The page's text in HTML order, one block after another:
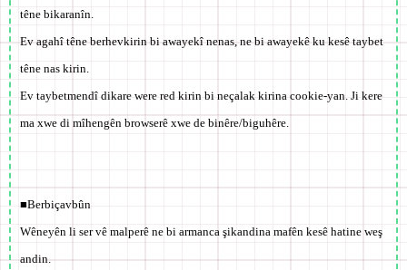
têne bikaranîn.
Ev agahî têne berhevkirin bi awayekî nenas, ne bi awayekê ku kesê taybet
têne nas kirin.
Ev taybetmendî dikare were red kirin bi neçalak kirina cookie-yan. Ji kere
ma xwe di mîhengên browserê xwe de binêre/biguhêre.
■Berbiçavbûn
Wêneyên li ser vê malperê ne bi armanca şikandina mafên kesê hatine weş
andin.